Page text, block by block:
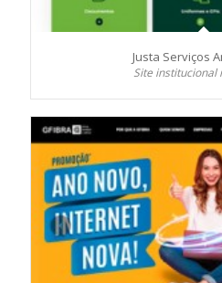
Justa Serviços
Site institucional